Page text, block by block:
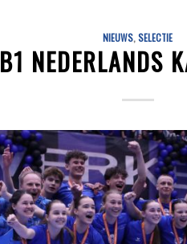
NIEUWS,SELECTIE
B1 NEDERLANDS